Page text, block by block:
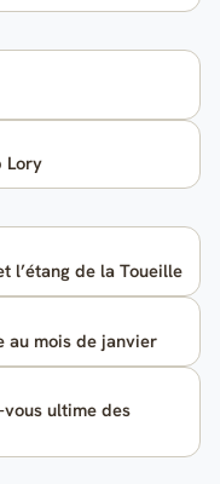
Lory
l’étang de la Toueille
au mois de janvier
ultime des